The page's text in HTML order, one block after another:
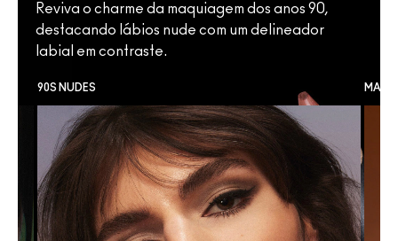
Reviva o charme da maquiagem dos anos 90,
destacando lábios nude com um delineador
labial em contraste.
90S NUDES